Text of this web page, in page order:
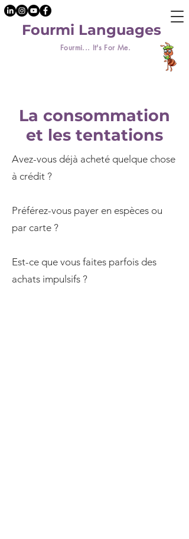
Fourmi... It's For Me.
Fourmi Languages
La consommation
et les tentations
Avez-vous déjà acheté quelque chose
à crédit ?
Préférez-vous payer en espèces ou
par carte ?
Est-ce que vous faites parfois des
achats impulsifs ?